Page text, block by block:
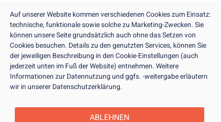
Auf unserer Website kommen verschiedenen Cookies zum Einsatz:
technische, funktionale sowie solche zu Marketing-Zwecken. Sie
können unsere Seite grundsätzlich auch ohne das Setzen von
Cookies besuchen. Details zu den genutzten Services, können Sie
der jeweiligen Beschreibung in den Cookie-Einstellungen (auch
jederzeit unten im Fuß der Website) entnehmen. Weitere
Informationen zur Datennutzung und ggfs. -weitergabe erläutern
wir in unserer Datenschutzerklärung.
ABLEHNEN